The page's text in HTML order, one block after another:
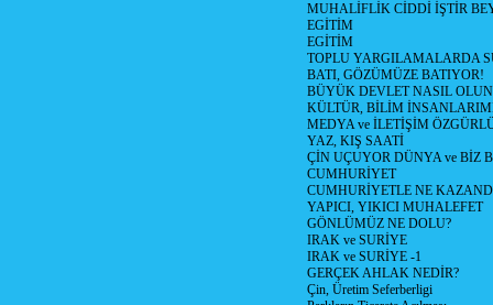
MUHALİFLİK CİDDİ İŞTİR
EGİTİM
EGİTİM
TOPLU YARGILAMALARDA
BATI, GÖZÜMÜZE BATIYOR!
BÜYÜK DEVLET NASIL
KÜLTÜR, BİLİM
MEDYA ve İLETİŞİM
YAZ, KIŞ SAATİ
ÇİN UÇUYOR DÜNYA ve BİZ
CUMHURİYET
CUMHURİYETLE NE
YAPICI, YIKICI MUHALEFET
GÖNLÜMÜZ NE DOLU?
IRAK ve SURİYE
IRAK ve SURİYE -1
GERÇEK AHLAK NEDİR?
Çin, Üretim Seferberligi